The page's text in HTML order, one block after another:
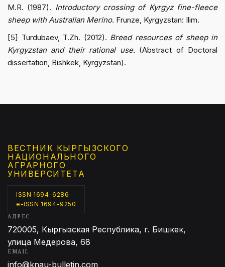
M.R. (1987). Introductory crossing of Kyrgyz fine-fleece
sheep with Australian Merino. Frunze, Kyrgyzstan: Ilim.
[5] Turdubaev, T.Zh. (2012). Breed resources of sheep in
Kyrgyzstan and their rational use.(Abstract of Doctoral
dissertation, Bishkek, Kyrgyzstan).
ВЕСТНИК КЫРГЫЗCКОГО
НАЦИОНАЛЬНОГО
АГРАРНОГО
УНИВЕРСИТЕТА
ISSN 1694-6286
e-ISSN 1694-9250
АДРЕС
720005, Кыргызская Республика, г. Бишкек,
улица Медерова, 68
EMAIL
info@knau-bulletin.com